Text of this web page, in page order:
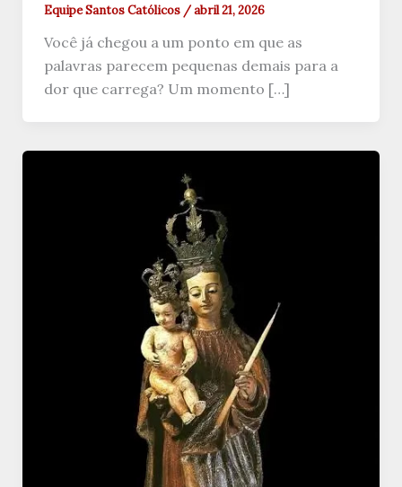
Equipe Santos Católicos /abril 21, 2026
Você já chegou a um ponto em que as
palavras parecem pequenas demais para a
dor que carrega? Um momento […]